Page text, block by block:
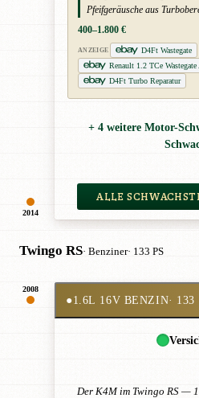
2014
Pfeifgeräusche aus
400–1.800 €
ANZEIGE
D4Ft Wastegate
Renault 1.2 TCe
D4Ft Turbo Reparatur
+ 4 weitere Motor-
ALLE
Twingo RS· Benziner· 133 PS
2008
●1.6L 16V BENZIN· 133
Der K4M im Twingo RS —